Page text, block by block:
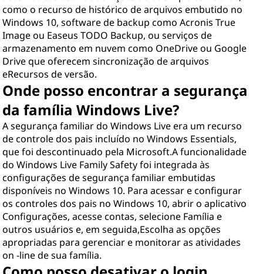
como o recurso de histórico de arquivos embutido no
Windows 10, software de backup como Acronis True
Image ou Easeus TODO Backup, ou serviços de
armazenamento em nuvem como OneDrive ou Google
Drive que oferecem sincronização de arquivos
eRecursos de versão.
Onde posso encontrar a segurança
da família Windows Live?
A segurança familiar do Windows Live era um recurso
de controle dos pais incluído no Windows Essentials,
que foi descontinuado pela Microsoft.A funcionalidade
do Windows Live Family Safety foi integrada às
configurações de segurança familiar embutidas
disponíveis no Windows 10. Para acessar e configurar
os controles dos pais no Windows 10, abrir o aplicativo
Configurações, acesse contas, selecione Família e
outros usuários e, em seguida,Escolha as opções
apropriadas para gerenciar e monitorar as atividades
on -line de sua família.